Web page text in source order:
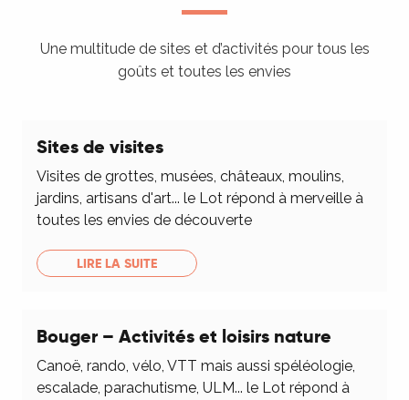
Une multitude de sites et d’activités pour tous les
goûts et toutes les envies
Sites de visites
Visites de grottes, musées, châteaux, moulins,
jardins, artisans d'art... le Lot répond à merveille à
toutes les envies de découverte
LIRE LA SUITE
Bouger – Activités et loisirs nature
Canoë, rando, vélo, VTT mais aussi spéléologie,
escalade, parachutisme, ULM... le Lot répond à